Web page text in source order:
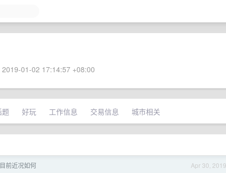
01-02 17:14:57 +08:00
题 好玩 工作信息 交易信息 城市相关
Apr 30, 2019
前近况如何